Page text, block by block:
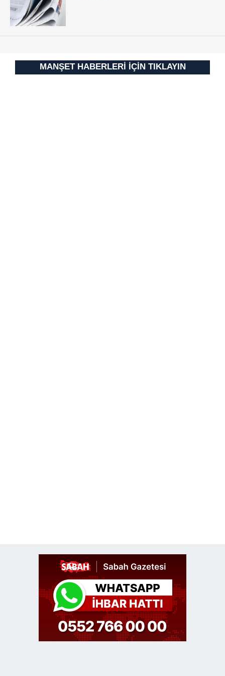
kullanılmaktadır. Bu çerezler vasıtasıyla çeşitli kişisel
verileriniz işlenmekte olup gerekli olan çerezler bilgi
toplumu hizmetlerinin sunulması amacıyla
kılınması ve kişiselleştirilmesi ve sizlere yönelik
reklam/pazarlama faaliyetlerinin yapılması, amaçlarıyla
MANŞET HABERLERİ İÇİN TIKLAYIN